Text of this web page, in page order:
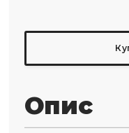
Опис